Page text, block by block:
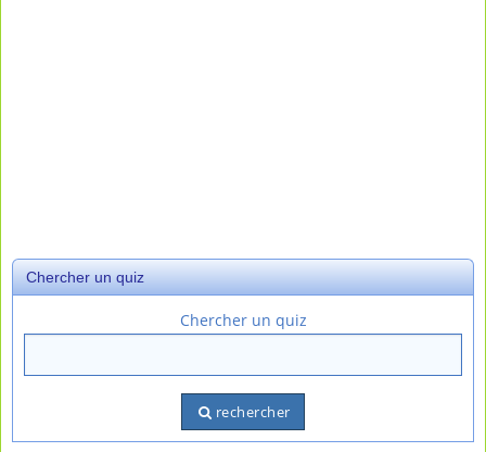
Chercher un quiz
Chercher un quiz
rechercher